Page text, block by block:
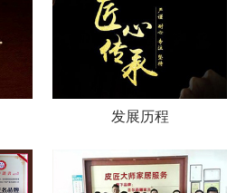
发展历程